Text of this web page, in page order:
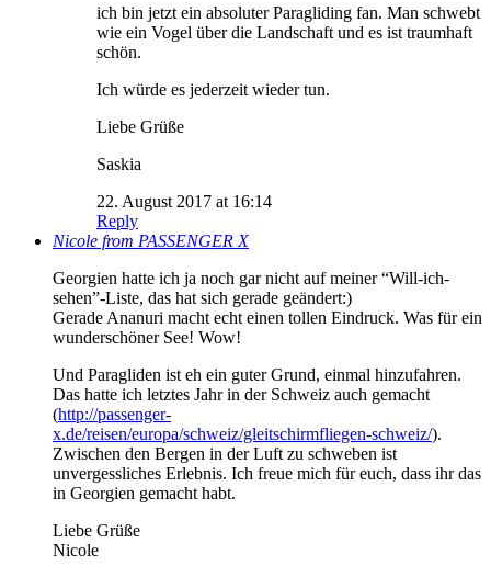
ich bin jetzt ein absoluter Paragliding fan. Man schwebt
wie ein Vogel über die Landschaft und es ist traumhaft
schön.
Ich würde es jederzeit wieder tun.
Liebe Grüße
Saskia
22. August 2017 at 16:14
Reply
Nicole from PASSENGER X
Georgien hatte ich ja noch gar nicht auf meiner “Will-ich-
sehen”-Liste, das hat sich gerade geändert:)
Gerade Ananuri macht echt einen tollen Eindruck. Was für ein
wunderschöner See! Wow!
Und Paragliden ist eh ein guter Grund, einmal hinzufahren.
Das hatte ich letztes Jahr in der Schweiz auch gemacht
(http://passenger-
x.de/reisen/europa/schweiz/gleitschirmfliegen-schweiz/).
Zwischen den Bergen in der Luft zu schweben ist
unvergessliches Erlebnis. Ich freue mich für euch, dass ihr das
in Georgien gemacht habt.
Liebe Grüße
Nicole